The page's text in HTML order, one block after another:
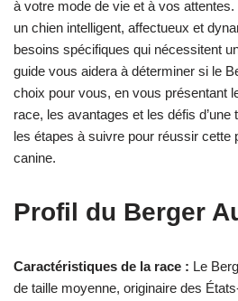
à votre mode de vie et à vos attentes.
un chien intelligent, affectueux et
besoins spécifiques qui nécessitent
guide vous aidera à déterminer si le
choix pour vous, en vous présentant
race, les avantages et les défis d’une
les étapes à suivre pour réussir cette
canine.
Profil du Berger
Caractéristiques de la race : Le
de taille moyenne, originaire des